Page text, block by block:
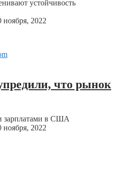
устойчивость
ноября, 2022
что рынок
зарплатами в США
ноября, 2022